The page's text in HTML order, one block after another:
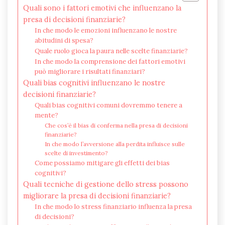
Quali sono i fattori emotivi che influenzano la
presa di decisioni finanziarie?
In che modo le emozioni influenzano le nostre
abitudini di spesa?
Quale ruolo gioca la paura nelle scelte finanziarie?
In che modo la comprensione dei fattori emotivi
può migliorare i risultati finanziari?
Quali bias cognitivi influenzano le nostre
decisioni finanziarie?
Quali bias cognitivi comuni dovremmo tenere a
mente?
Che cos’è il bias di conferma nella presa di decisioni
finanziarie?
In che modo l’avversione alla perdita influisce sulle
scelte di investimento?
Come possiamo mitigare gli effetti dei bias
cognitivi?
Quali tecniche di gestione dello stress possono
migliorare la presa di decisioni finanziarie?
In che modo lo stress finanziario influenza la presa
di decisioni?